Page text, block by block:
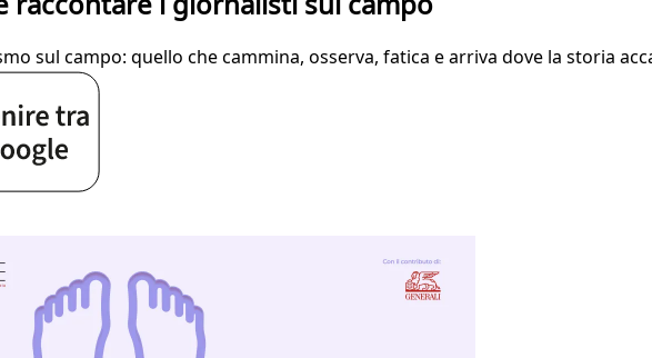
sul campo: quello che cammina, osserva, fatica e arriva dove la storia